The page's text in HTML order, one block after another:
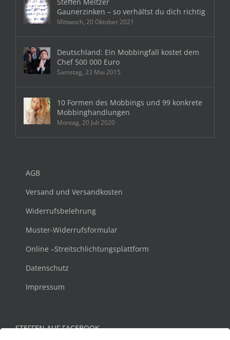
Gaunerzinken – so verhältst du dich richtig
Mittwoch, 20 Oktober 2021
Deutschland: Ein Mobbingfall kostet dem
Chef 500 000 Euro
Samstag, 23 Mai 2015
10 Formen des Mobbings und 99 konkrete
Mobbinghandlungen
Montag, 20 Juli 2020
AGB
Versand und Versandkosten
Widerrufsbelehrung
Muster-Widerrufsformular
Online –Streitschlichtungsplattform
Datenschutz
Impressum
STEFFEN AUF FACEBOOK